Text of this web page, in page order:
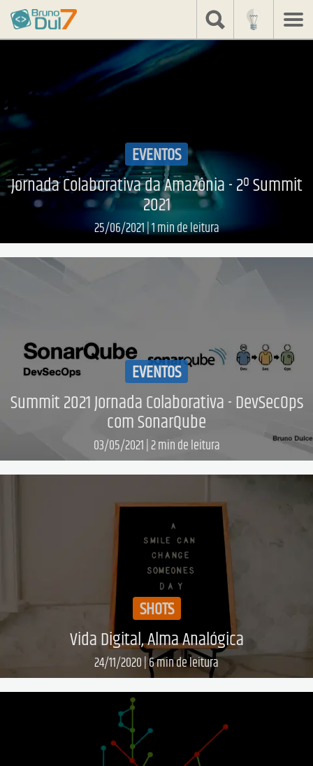
share
Jornada Colaborativa da Amazônia - 2º Summit
2021
EVENTOS
25/06/2021|1min de leitura
Leia mais...
Summit 2021 Jornada Colaborativa - DevSecOps
com SonarQube
EVENTOS
03/05/2021 2min de leitura
Leia mais...
Vida Digital, Alma Analógica
SHOTS
24/11/2020 |6min de leitura
Leia mais...
Bruno